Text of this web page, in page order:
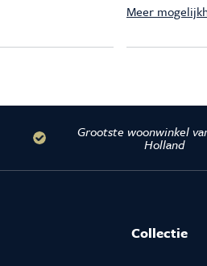
Meer
Grootste woonwinkel
Holland
Collectie